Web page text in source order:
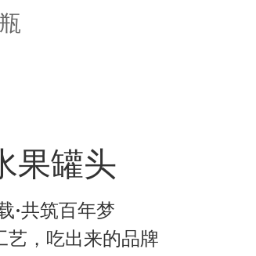
果罐头
·共筑百年梦
艺，吃出来的品牌